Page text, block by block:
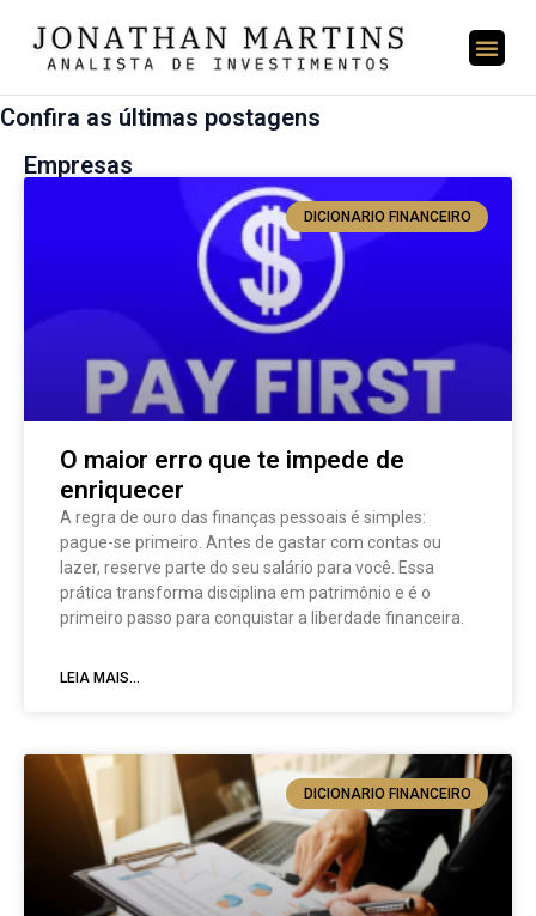
Confira as últimas postagens
Empresas
DICIONARIO FINANCEIRO
O maior erro que te impede de
enriquecer
A regra de ouro das finanças pessoais é simples:
pague-se primeiro. Antes de gastar com contas ou
lazer, reserve parte do seu salário para você. Essa
prática transforma disciplina em patrimônio e é o
primeiro passo para conquistar a liberdade financeira.
LEIA MAIS...
DICIONARIO FINANCEIRO